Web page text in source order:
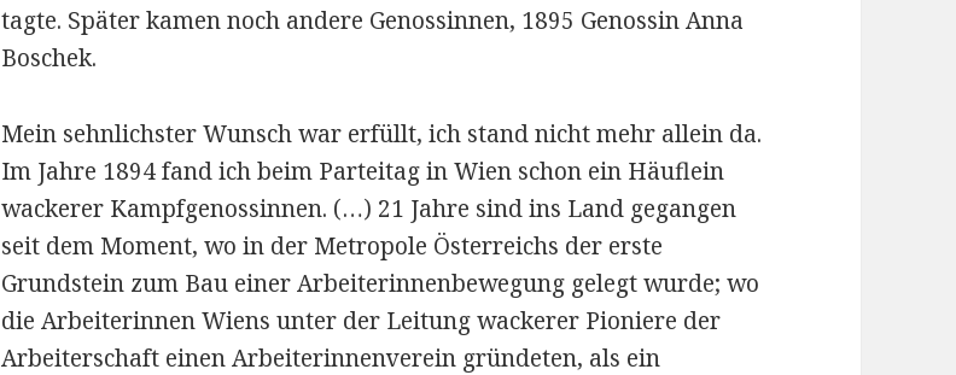
tagte. Später kamen noch andere Genossinnen, 1895 Genossin Anna
Boschek.
Mein sehnlichster Wunsch war erfüllt, ich stand nicht mehr allein da.
Im Jahre 1894 fand ich beim Parteitag in Wien schon ein Häuflein
wackerer Kampfgenossinnen. (…) 21 Jahre sind ins Land gegangen
seit dem Moment, wo in der Metropole Österreichs der erste
Grundstein zum Bau einer Arbeiterinnenbewegung gelegt wurde; wo
die Arbeiterinnen Wiens unter der Leitung wackerer Pioniere der
Arbeiterschaft einen Arbeiterinnenverein gründeten, als ein